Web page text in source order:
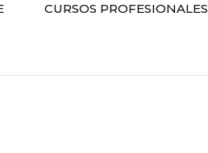
CURSOS PROFESIONALES